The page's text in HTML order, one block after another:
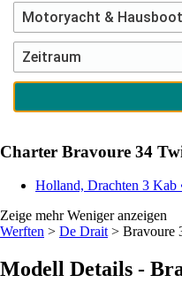
Charter Bravoure 34
Holland, Drachten 3 Kab
Zeige mehr Weniger anzeigen
Werften > De Drait > Bravoure
Modell Details -